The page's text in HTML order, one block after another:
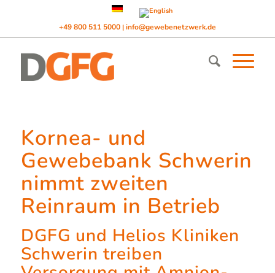
+49 800 511 5000 | info@gewebenetzwerk.de
Kornea- und
Gewebebank Schwerin
nimmt zweiten
Reinraum in Betrieb
DGFG und Helios Kliniken
Schwerin treiben